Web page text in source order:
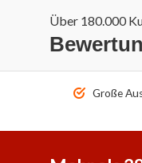
Über 180.000
Große